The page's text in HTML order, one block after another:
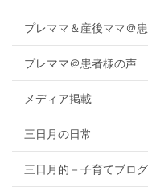
プレママ＆産後ママ＠
プレママ＠患者様の声
メディア掲載
三日月の日常
三日月的－子育てブログ